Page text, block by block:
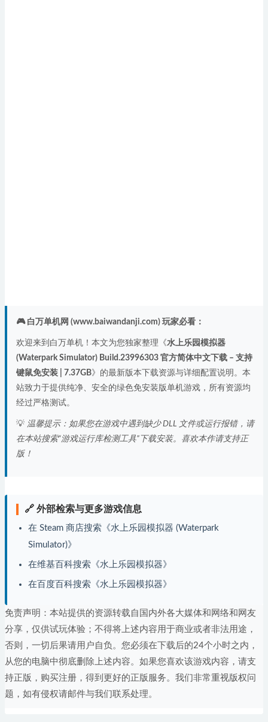
🎮 白万单机网 (www.baiwandanji.com) 玩家必看：
欢迎来到白万单机！本文为您独家整理《水上乐园模拟器
(Waterpark Simulator) Build.23996303 官方简体中文下载 – 支持
键鼠免安装 | 7.37GB》的最新版本下载资源与详细配置说明。本
站致力于提供纯净、安全的绿色免安装版单机游戏，所有资源均
经过严格测试。
💡 温馨提示：如果您在游戏中遇到缺少 DLL 文件或运行报错，请
在本站搜索“游戏运行库检测工具”下载安装。喜欢本作请支持正
版！
🔗 外部检索与更多游戏信息
在 Steam 商店搜索《水上乐园模拟器 (Waterpark
Simulator)》
在维基百科搜索《水上乐园模拟器》
在百度百科搜索《水上乐园模拟器》
免责声明：本站提供的资源转载自国内外各大媒体和网络和网友
分享，仅供试玩体验；不得将上述内容用于商业或者非法用途，
否则，一切后果请用户自负。您必须在下载后的24个小时之内，
从您的电脑中彻底删除上述内容。如果您喜欢该游戏内容，请支
持正版，购买注册，得到更好的正版服务。我们非常重视版权问
题，如有侵权请邮件与我们联系处理。